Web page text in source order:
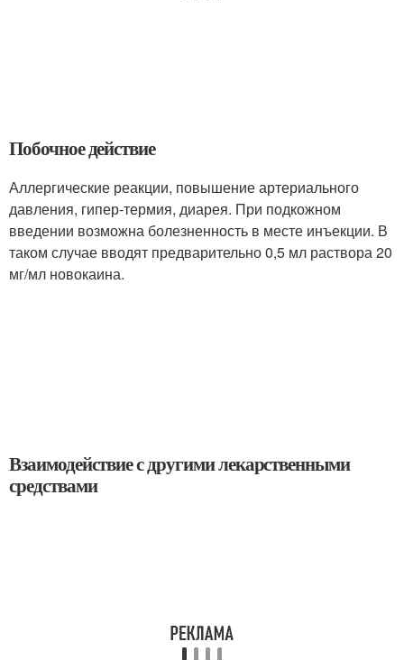
Побочное действие
Аллергические реакции, повышение артериального
давления, гипер-термия, диарея. При подкожном
введении возможна болезненность в месте инъекции. В
таком случае вводят предварительно 0,5 мл раствора 20
мг/мл новокаина.
Взаимодействие с другими лекарственными
средствами